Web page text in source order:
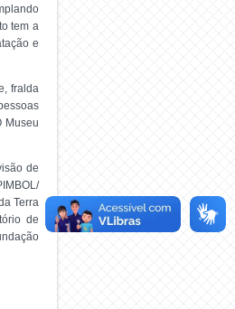
tem a
e
fralda
Museu
de
Terra
de